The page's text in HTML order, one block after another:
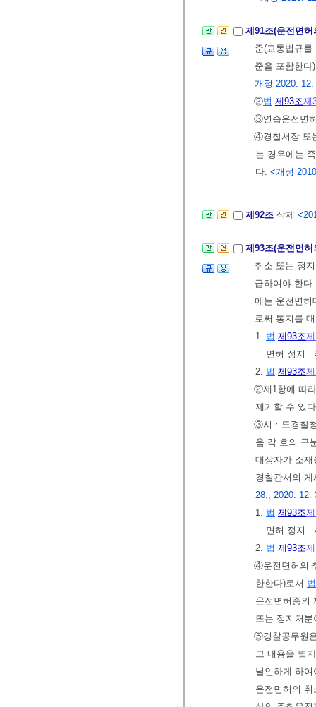
제91조(운전면
준(교통법규
준을 포함한
개정 2020.
②법 제93조제
③연습운전면
④경찰서장 또
는 경우에는
다. <개정
제92조 삭제
제93조(운전면
취소 또는 정
급하여야 한
에는 운전면허
로써 통지를
1. 법 제93조
면허 정지
2. 법 제93조
②제1항에 따
제기할 수 있
③시ㆍ도경찰
음 각 호의 구
대상자가 소
경찰관서의
28., 2020. 12.
1. 법 제93조
면허 정지
2. 법 제93조
④운전면허의
한한다)로서 법
운전면허증의
또는 정지처
⑤경찰공무원
그 내용을 별
날인하게 하
운전면허의